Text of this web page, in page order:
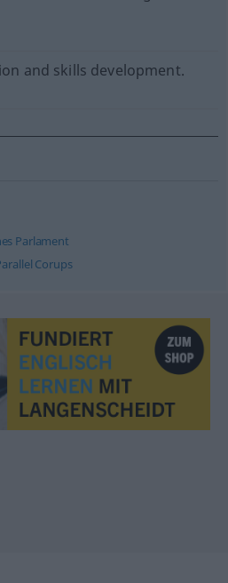
and skills development.
Parlament
Corups